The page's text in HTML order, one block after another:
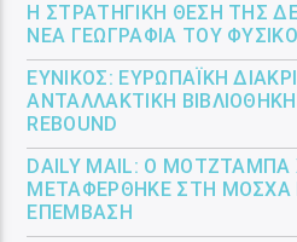
Η ΣΤΡΑΤΗΓΙΚΉ ΘΈΣΗ ΤΗΣ
ΝΈΑ ΓΕΩΓΡΑΦΊΑ ΤΟΥ
ΕΎΝΙΚΟΣ: ΕΥΡΩΠΑΪΚΉ
ΑΝΤΑΛΛΑΚΤΙΚΉ ΒΙΒΛΙΟΘΉΚΗ
REBOUND
DAILY MAIL: Ο ΜΟΤΖΤΆΜΠΑ
ΜΕΤΑΦΈΡΘΗΚΕ ΣΤΗ ΜΌΣΧΑ
ΕΠΈΜΒΑΣΗ